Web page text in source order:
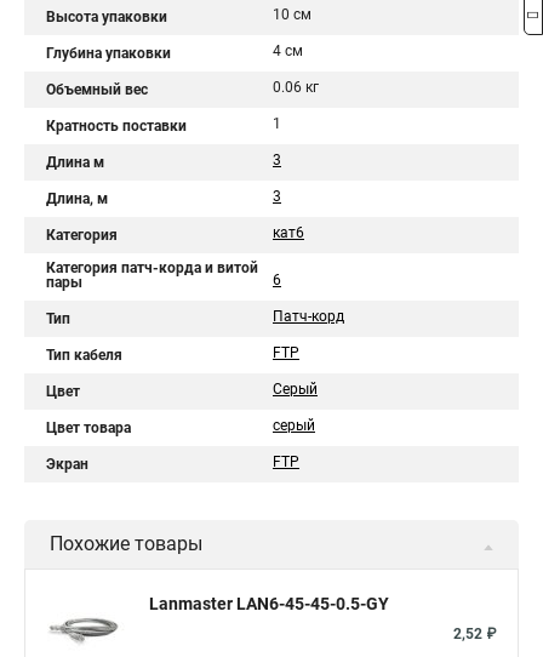
Высота упаковки 10 см
Глубина упаковки 4 см
Объемный вес 0.06 кг
Кратность поставки 1
Длина м 3
Длина, м 3
Категория кат6
Категория патч-корда и витой
пары
6
Тип Патч-корд
Тип кабеля FTP
Цвет Серый
Цвет товара серый
Экран FTP
Похожие товары
Lanmaster LAN6-45-45-0.5-GY
2,52 ₽